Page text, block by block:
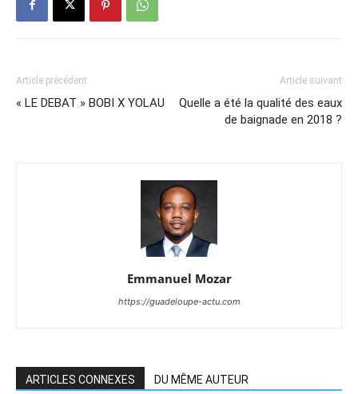
Article précédent
« LE DEBAT » BOBI X YOLAU
Article suivant
Quelle a été la qualité des eaux
de baignade en 2018 ?
Emmanuel Mozar
https://guadeloupe-actu.com
ARTICLES CONNEXES DU MÊME AUTEUR